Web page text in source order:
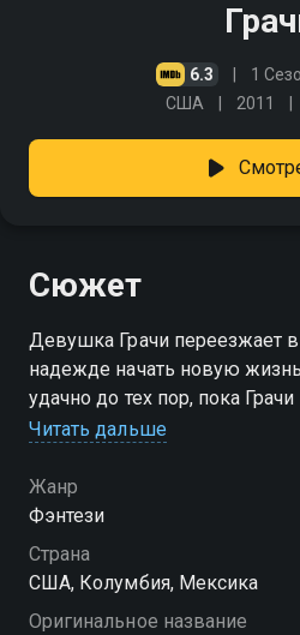
6.3 1
США 2011
Сюжет
Девушка Грачи переезжает
надежде начать новую
удачно до тех пор, пока
себе способности
донимали ее
Читать дальше
Жанр
Фэнтези
Страна
США, Колумбия, Мексика
Оригинальное название